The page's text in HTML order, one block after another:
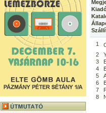
1
2
3
4
5
6
7
8